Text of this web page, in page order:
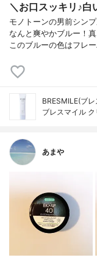
＼お口スッキリ♪白
モノトーンの男前シン
なんと爽やかブルー！
このブルーの色はフレ
BRESMILE(ブ
ブレスマイル ク
あまや